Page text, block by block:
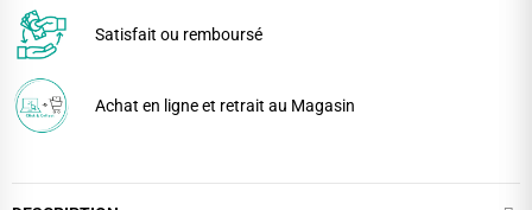
Satisfait ou remboursé
Achat en ligne et retrait au Magasin